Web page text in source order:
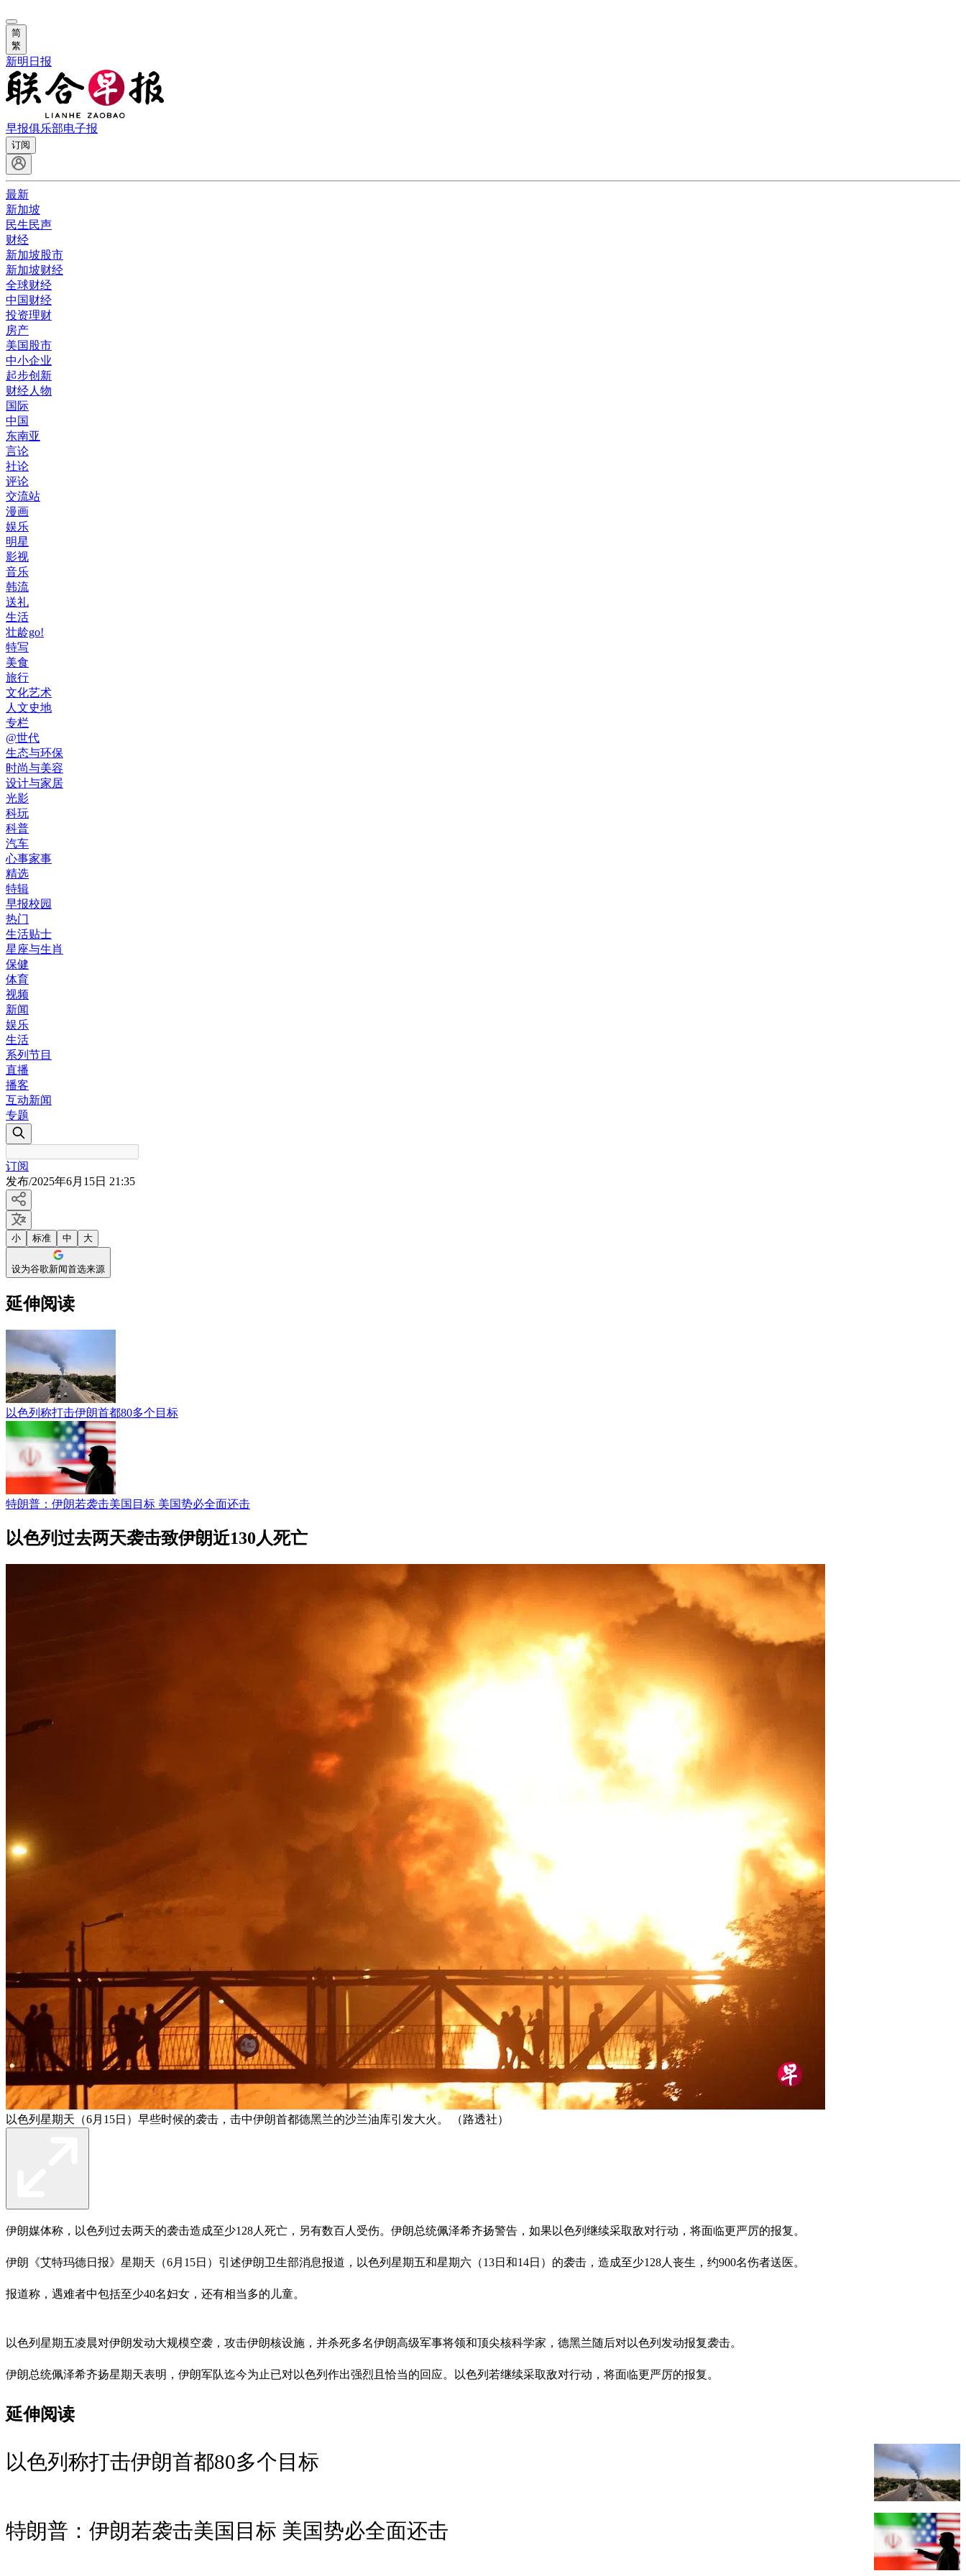
简
繁
新明日报
早报俱乐部电子报
订阅
最新
新加坡
民生民声
财经
新加坡股市
新加坡财经
全球财经
中国财经
投资理财
房产
美国股市
中小企业
起步创新
财经人物
国际
中国
东南亚
言论
社论
评论
交流站
漫画
娱乐
明星
影视
音乐
韩流
送礼
生活
壮龄go!
特写
美食
旅行
文化艺术
人文史地
专栏
@世代
生态与环保
时尚与美容
设计与家居
光影
科玩
科普
汽车
心事家事
精选
特辑
早报校园
热门
生活贴士
星座与生肖
保健
体育
视频
新闻
娱乐
生活
系列节目
直播
播客
互动新闻
专题
订阅
发布/2025年6月15日 21:35
小 标准 中 大
设为谷歌新闻首选来源
延伸阅读
以色列称打击伊朗首都80多个目标
特朗普：伊朗若袭击美国目标 美国势必全面还击
以色列过去两天袭击致伊朗近130人死亡
以色列星期天（6月15日）早些时候的袭击，击中伊朗首都德黑兰的沙兰油库引发大火。 （路透社）
伊朗媒体称，以色列过去两天的袭击造成至少128人死亡，另有数百人受伤。伊朗总统佩泽希齐扬警告，如果以色列继续采取敌对行动，将面临更严厉的报复。
伊朗《艾特玛德日报》星期天（6月15日）引述伊朗卫生部消息报道，以色列星期五和星期六（13日和14日）的袭击，造成至少128人丧生，约900名伤者送医。
报道称，遇难者中包括至少40名妇女，还有相当多的儿童。
以色列星期五凌晨对伊朗发动大规模空袭，攻击伊朗核设施，并杀死多名伊朗高级军事将领和顶尖核科学家，德黑兰随后对以色列发动报复袭击。
伊朗总统佩泽希齐扬星期天表明，伊朗军队迄今为止已对以色列作出强烈且恰当的回应。以色列若继续采取敌对行动，将面临更严厉的报复。
延伸阅读
以色列称打击伊朗首都80多个目标
特朗普：伊朗若袭击美国目标 美国势必全面还击